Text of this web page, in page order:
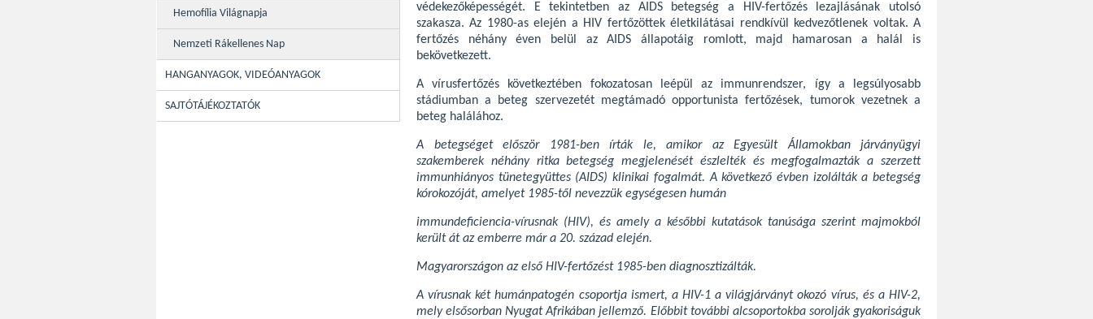
Hemofília Világnapja
Nemzeti Rákellenes Nap
HANGANYAGOK, VIDEÓANYAGOK
SAJTÓTÁJÉKOZTATÓK
védekezőképességét. E tekintetben az AIDS betegség a HIV-fertőzés lezajlásának utolsó
szakasza. Az 1980-as elején a HIV fertőzöttek életkilátásai rendkívül kedvezőtlenek voltak. A
fertőzés néhány éven belül az AIDS állapotáig romlott, majd hamarosan a halál is
bekövetkezett.
A vírusfertőzés következtében fokozatosan leépül az immunrendszer, így a legsúlyosabb
stádiumban a beteg szervezetét megtámadó opportunista fertőzések, tumorok vezetnek a
beteg halálához.
A betegséget először 1981-ben írták le, amikor az Egyesült Államokban járványügyi
szakemberek néhány ritka betegség megjelenését észlelték és megfogalmazták a szerzett
immunhiányos tünetegyüttes (AIDS) klinikai fogalmát. A következő évben izolálták a betegség
kórokozóját, amelyet 1985-től nevezzük egységesen humán
immundeficiencia-vírusnak (HIV), és amely a későbbi kutatások tanúsága szerint majmokból
került át az emberre már a 20. század elején.
Magyarországon az első HIV-fertőzést 1985-ben diagnosztizálták.
A vírusnak két humánpatogén csoportja ismert, a HIV-1 a világjárványt okozó vírus, és a HIV-2,
mely elsősorban Nyugat Afrikában jellemző. Előbbit további alcsoportokba sorolják gyakoriságuk